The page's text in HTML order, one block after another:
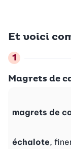
Et voici
Magrets de
magrets de
échalote,